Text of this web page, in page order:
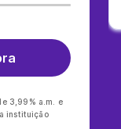
3,99% a.m. e
instituição